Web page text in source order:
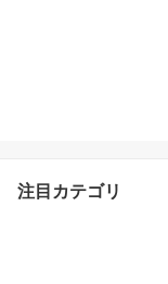
注目カテゴリ